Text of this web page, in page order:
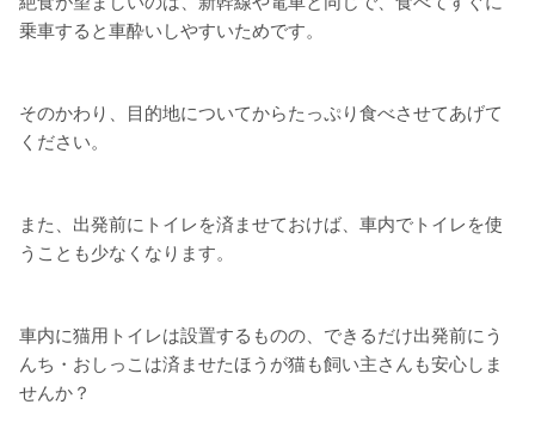
乗車すると車酔いしやすいためです。
そのかわり、目的地についてからたっぷり食べさせてあげて
ください。
また、出発前にトイレを済ませておけば、車内でトイレを使
うことも少なくなります。
車内に猫用トイレは設置するものの、できるだけ出発前にう
んち・おしっこは済ませたほうが猫も飼い主さんも安心しま
せんか？